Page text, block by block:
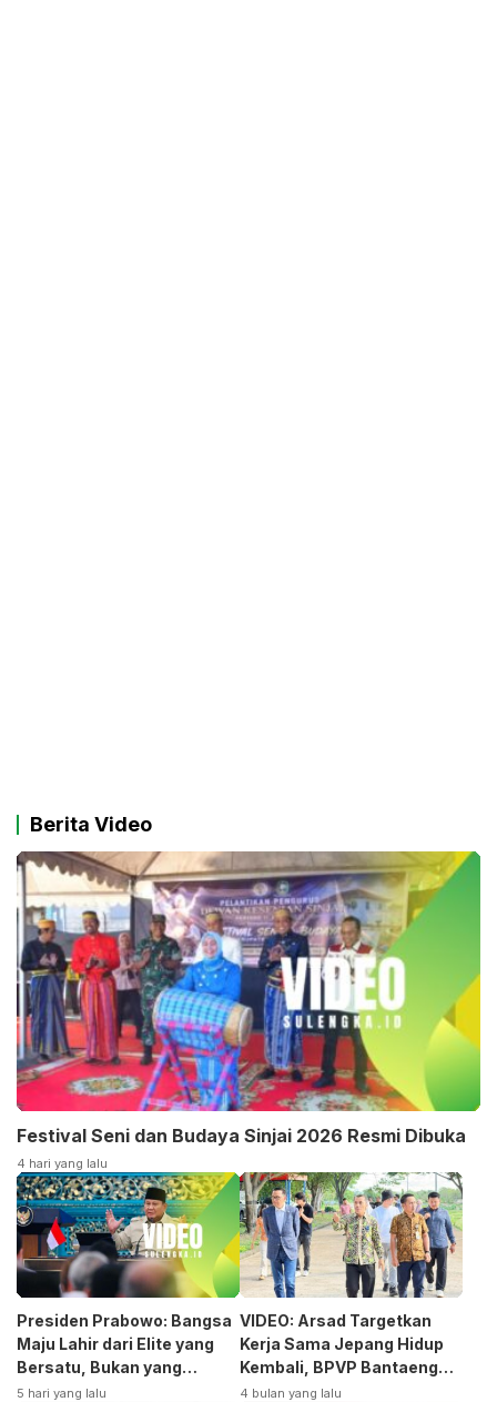
Berita Video
Festival Seni dan Budaya Sinjai 2026 Resmi Dibuka
4 hari yang lalu
Presiden Prabowo: Bangsa
Maju Lahir dari Elite yang
Bersatu, Bukan yang
Terpecah
5 hari yang lalu
VIDEO: Arsad Targetkan
Kerja Sama Jepang Hidup
Kembali, BPVP Bantaeng
Siap Bangkitkan Jurusan
4 bulan yang lalu